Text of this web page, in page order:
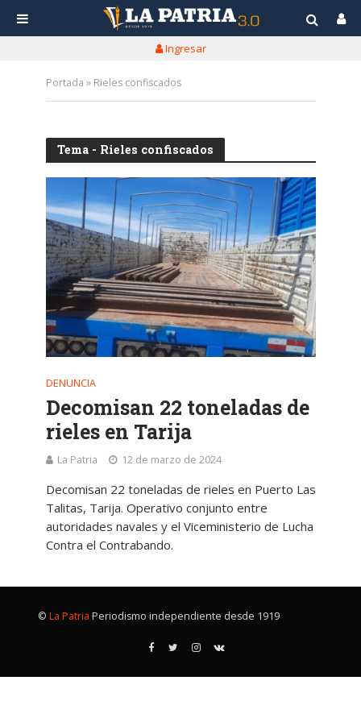
Ingresar
Portada » Rieles confiscados
Tema - Rieles confiscados
DENUNCIA
Decomisan 22 toneladas de
rieles en Tarija
La Patria 12 de marzo de 2024
Decomisan 22 toneladas de rieles en Puerto Las
Talitas, Tarija. Operativo conjunto entre
autoridades navales y el Viceministerio de Lucha
Contra el Contrabando.
© La Patria Periodismo independiente desde 1919